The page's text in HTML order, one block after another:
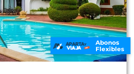
Abonos
Flexibles